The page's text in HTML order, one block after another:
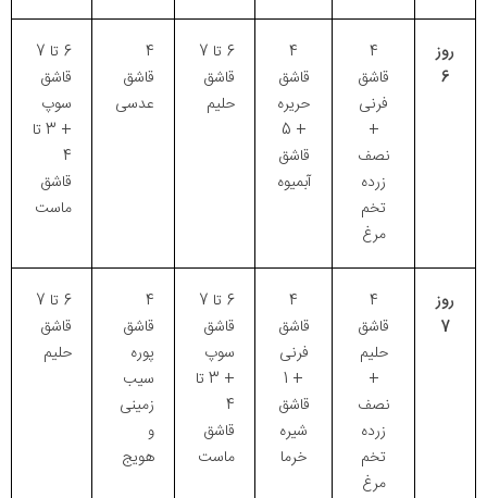
روز
6
4
قاشق
فرنی
+
نصف
زرده
تخم
مرغ
4
قاشق
حریره
+ 5
قاشق
آبمیوه
6 تا 7
قاشق
حلیم
4
قاشق
عدسی
6 تا 7
قاشق
سوپ
+ 3 تا
4
قاشق
ماست
روز
7
4
قاشق
حلیم
+
نصف
زرده
تخم
مرغ
4
قاشق
فرنی
+ 1
قاشق
شیره
خرما
6 تا 7
قاشق
سوپ
+ 3 تا
4
قاشق
ماست
4
قاشق
پوره
سیب
زمینی
و
هویج
6 تا 7
قاشق
حلیم